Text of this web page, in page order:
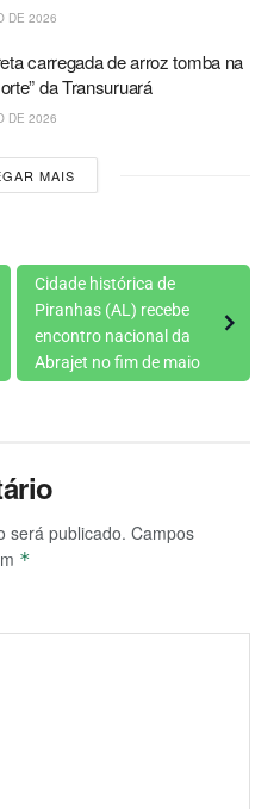
DE 2026
carregada de arroz tomba na
da Transuruará
DE 2026
MAIS
Cidade histórica de
Piranhas (AL) recebe
encontro nacional da
Abrajet no fim de maio
será publicado. Campos
*